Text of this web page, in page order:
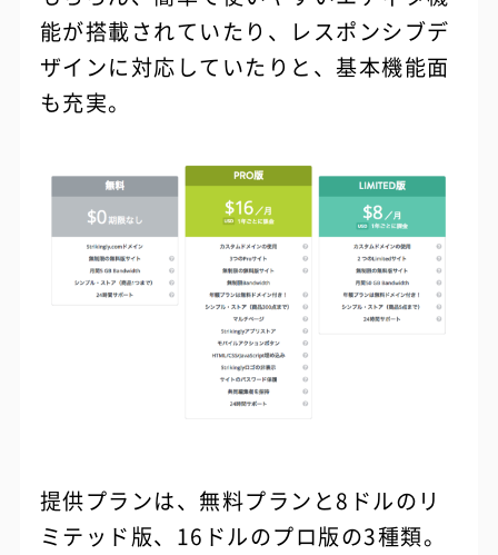
能が搭載されていたり、レスポンシブデ
ザインに対応していたりと、基本機能面
も充実。
提供プランは、無料プランと8ドルのリ
ミテッド版、16ドルのプロ版の3種類。